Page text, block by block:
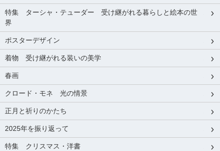
特集 ターシャ・テューダー 受け継がれる暮らしと絵本の世
界
ポスターデザイン
着物 受け継がれる装いの美学
春画
クロード・モネ 光の情景
正月と祈りのかたち
2025年を振り返って
特集 クリスマス・洋書